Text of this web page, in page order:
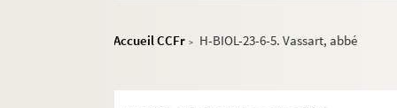
Accueil CCFr > H-BIOL-23-6-5. Vassart, abbé